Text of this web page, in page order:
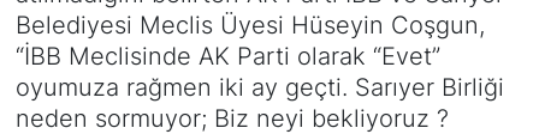
Belediyesi Meclis Üyesi Hüseyin Coşgun,
“İBB Meclisinde AK Parti olarak “Evet”
oyumuza rağmen iki ay geçti. Sarıyer Birliği
neden sormuyor; Biz neyi bekliyoruz ?
RÖPORTAJ
SAĞLIK